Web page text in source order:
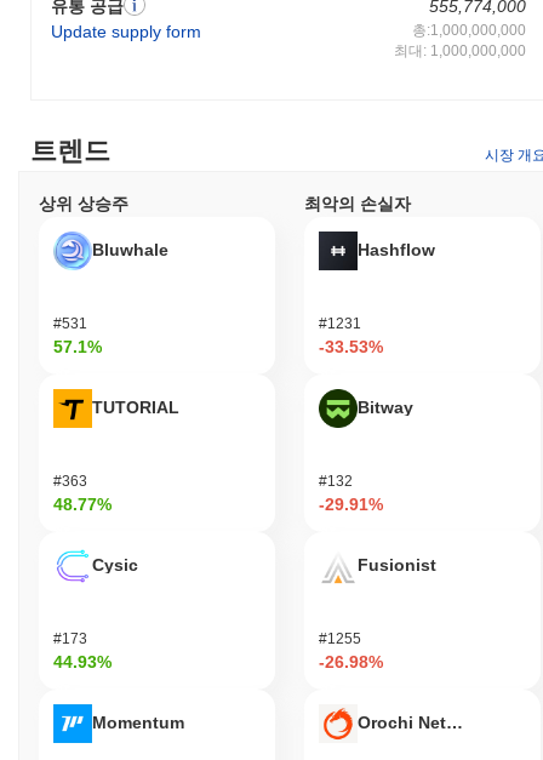
유통 공급
Update supply form
555,774,000
총:1,000,000,000
최대: 1,000,000,000
유용성을 향상시킵니다. 또한, 사용자는 ArAIstotle 토큰의 저장 및
관리를 용이하게 하는 지갑에 접근할 수 있어 블록체인 공간 내에
서 일상적인 거래 및 상호작용에 더욱 통합됩니다.
ArAIstotle은 최근 업데이트와 커뮤니티 참여를 통해 여전히 활동
적입니다. 2023년 9월, 이 프로젝트는 AI 기반 기능을 향상시키는
사용자들 사이에서 새로운 관심을 불러일으켰습니다. 개발 팀은
GitHub 리포지토리에서 지속적으로 업데이트를 진행하고 있으며,
지난 몇 달 동안 여러 커밋과 릴리스가 기록되어 지속적인 기술 개
경에서 ArAIstotle의 관련성을 지원하며, 해당 분야에서 주목할 만
한 플레이어로 자리매김하게 합니다.
ArAIstotle은 누구를 위해 설계되었나요?
ArAIstotle은 개발자와 소비자를 위해 설계되어 블록체인 생태계
애플리케이션에 통합할 수 있도록 SDK 및 API를 포함한 필수 도
구와 자원을 제공합니다. 이는 개발자들이 인공지능의 힘을 활용한
장합니다. 검증자 및 창작자와 같은 2차 참가자들은 거버넌스 및
스테이킹 메커니즘을 통해 참여하여 네트워크의 보안 및 의사 결정
AI 기반 애플리케이션을 구축하려는 개인 개발자부터 AI 솔루션을
운영에 구현하려는 기관에 이르기까지 다양한 사용자를 지원합니
트렌드 시장 개
상위 상승주
Bluwhale
#531
57.1%
TUTORIAL
#363
48.77%
Cysic
#173
44.93%
Momentum
최악의 손실자
Hashflow
#1231
-33.53%
Bitway
#132
-29.91%
Fusionist
#1255
-26.98%
Orochi Network